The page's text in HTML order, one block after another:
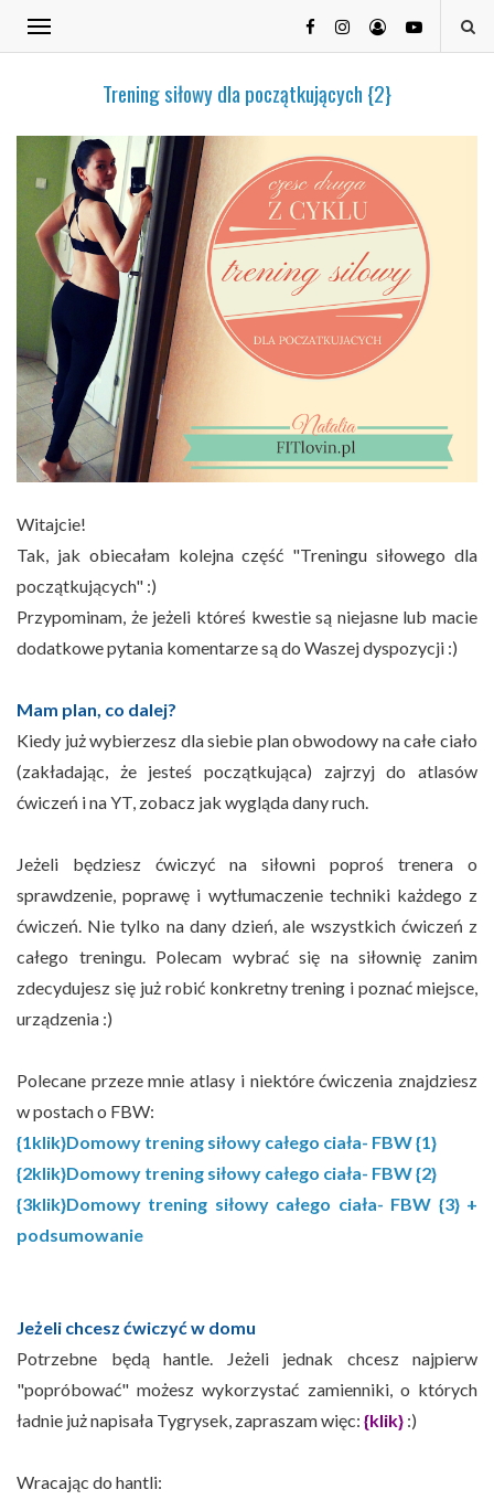
Trening siłowy dla początkujących {2}
Witajcie!
Tak, jak obiecałam kolejna część "Treningu siłowego dla
początkujących" :)
Przypominam, że jeżeli któreś kwestie są niejasne lub macie
dodatkowe pytania komentarze są do Waszej dyspozycji :)
Mam plan, co dalej?
Kiedy już wybierzesz dla siebie plan obwodowy na całe ciało
(zakładając, że jesteś początkująca) zajrzyj do atlasów
ćwiczeń i na YT, zobacz jak wygląda dany ruch.
Jeżeli będziesz ćwiczyć na siłowni poproś trenera o
sprawdzenie, poprawę i wytłumaczenie techniki każdego z
ćwiczeń. Nie tylko na dany dzień, ale wszystkich ćwiczeń z
całego treningu. Polecam wybrać się na siłownię zanim
zdecydujesz się już robić konkretny trening i poznać miejsce,
urządzenia :)
Polecane przeze mnie atlasy i niektóre ćwiczenia znajdziesz
w postach o FBW:
{1klik}Domowy trening siłowy całego ciała- FBW {1}
{2klik}Domowy trening siłowy całego ciała- FBW {2}
{3klik}Domowy trening siłowy całego ciała- FBW {3} +
podsumowanie
Jeżeli chcesz ćwiczyć w domu
Potrzebne będą hantle. Jeżeli jednak chcesz najpierw
"popróbować" możesz wykorzystać zamienniki, o których
ładnie już napisała Tygrysek, zapraszam więc: {klik} :)
Wracając do hantli: